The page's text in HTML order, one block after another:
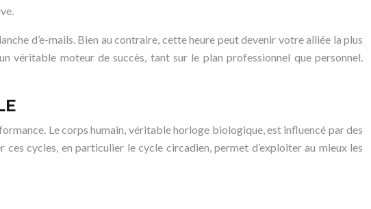
d’e-mails. Bien au contraire, cette heure peut devenir votre alliée la plus
véritable moteur de succès, tant sur le plan professionnel que personnel.
Le corps humain, véritable horloge biologique, est influencé par des
cycles, en particulier le cycle circadien, permet d’exploiter au mieux les